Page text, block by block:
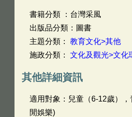
書籍分類 ：台灣采風
出版品分類：圖書
主題分類： 教育文化>其他
施政分類： 文化及觀光>文化
其他詳細資訊
適用對象：兒童（6-12歲）
閒娛樂)